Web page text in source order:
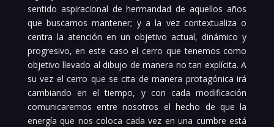
sentido aspiracional de hermandad de aquellos años
que buscamos mantener; y a la vez contextualiza o
centra la atención en un objetivo actual, dinámico y
progresivo, en este caso el cerro que tenemos como
objetivo llevado al dibujo de manera no tan explícita. A
su vez el cerro que se cita de manera protagónica irá
cambiando en el tiempo, y con cada modificación
comunicaremos entre nosotros el hecho de que la
energía que nos coloca cada vez en una cumbre está